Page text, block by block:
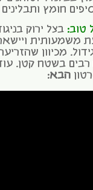
חומץ
טוב: בצל ירוק
משמעותית
מכיוון
רבים בשטח קטן.
הבא: